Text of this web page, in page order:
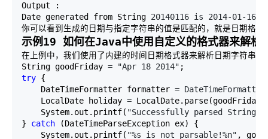
Output :
Date generated from String 20140116 is 2014-01-16
你可以看到生成的日期与指定字符串的值是匹配的，就是日期格式
示例19 如何在Java中使用自定义的格式器来解析
在上例中，我们使用了内建的时间日期格式器来解析日期字符串
String goodFriday = "Apr 18 2014"
try {
    DateTimeFormatter formatter
=
    LocalDate holiday
=
    System.out.printf(
"Successfully parsed String
} catch (DateTimeParseException ex) {
    System.out.printf(
"%s is not parsable!%n" ,